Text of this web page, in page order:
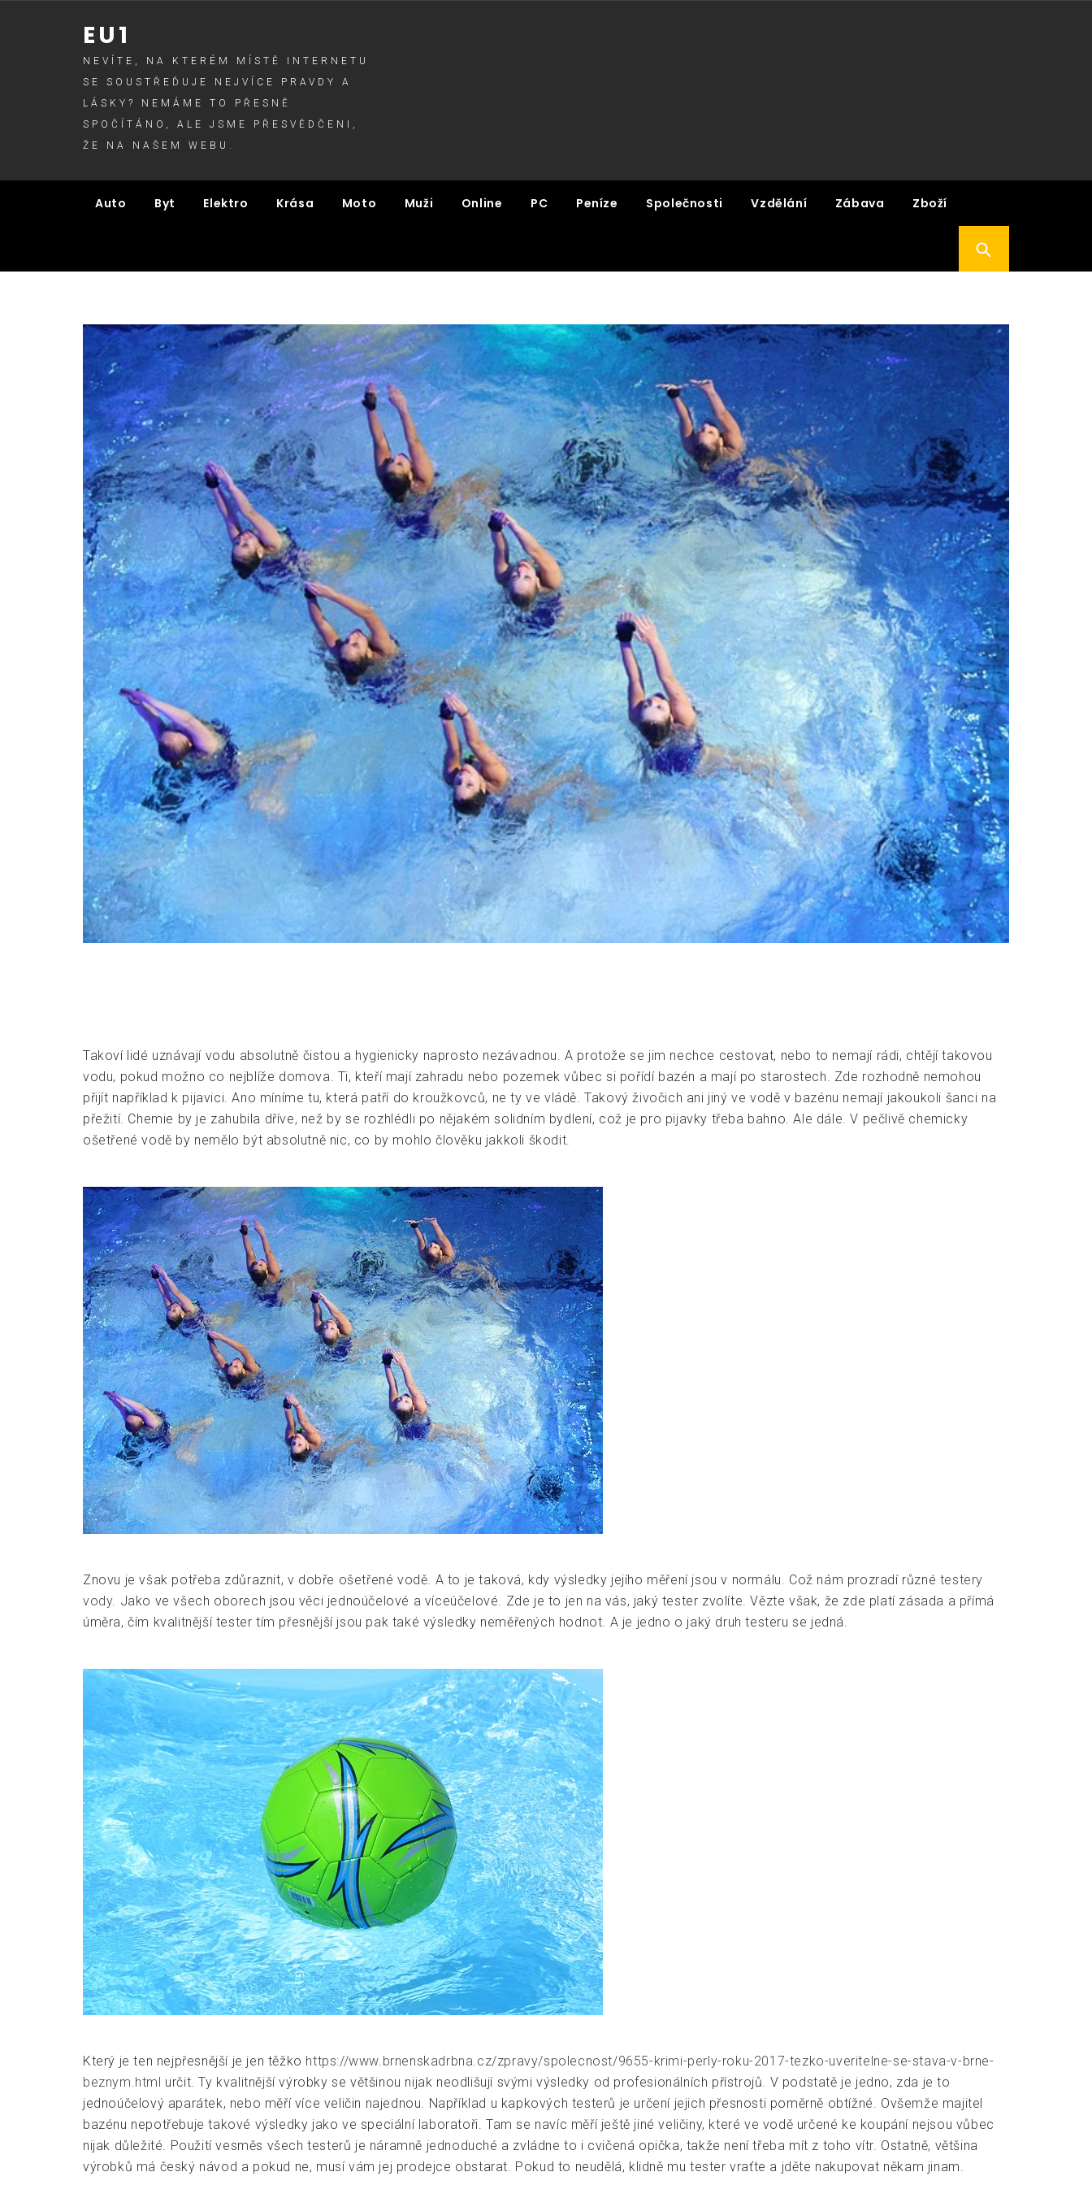
EU1
NEVÍTE, NA KTERÉM MÍSTĚ INTERNETU
SE SOUSTŘEĎUJE NEJVÍCE PRAVDY A
LÁSKY? NEMÁME TO PŘESNĚ
SPOČÍTÁNO, ALE JSME PŘESVĚDČENI,
ŽE NA NAŠEM WEBU.
Auto Byt Elektro Krása Moto Muži Online PC Peníze Společnosti Vzdělání Zábava Zboží
Takoví lidé uznávají vodu absolutně čistou a hygienicky naprosto nezávadnou. A protože se jim nechce cestovat, nebo to nemají rádi, chtějí takovou
vodu, pokud možno co nejblíže domova. Ti, kteří mají zahradu nebo pozemek vůbec si pořídí bazén a mají po starostech. Zde rozhodně nemohou
přijít například k pijavici. Ano míníme tu, která patří do kroužkovců, ne ty ve vládě. Takový živočich ani jiný ve vodě v bazénu nemají jakoukoli šanci na
přežití. Chemie by je zahubila dříve, než by se rozhlédli po nějakém solidním bydlení, což je pro pijavky třeba bahno. Ale dále. V pečlivě chemicky
ošetřené vodě by nemělo být absolutně nic, co by mohlo člověku jakkoli škodit.
Znovu je však potřeba zdůraznit, v dobře ošetřené vodě. A to je taková, kdy výsledky jejího měření jsou v normálu. Což nám prozradí různé testery
vody. Jako ve všech oborech jsou věci jednoúčelové a víceúčelové. Zde je to jen na vás, jaký tester zvolíte. Vězte však, že zde platí zásada a přímá
úměra, čím kvalitnější tester tím přesnější jsou pak také výsledky neměřených hodnot. A je jedno o jaký druh testeru se jedná.
Který je ten nejpřesnější je jen těžko https://www.brnenskadrbna.cz/zpravy/spolecnost/9655-krimi-perly-roku-2017-tezko-uveritelne-se-stava-v-brne-
beznym.html určit. Ty kvalitnější výrobky se většinou nijak neodlišují svými výsledky od profesionálních přístrojů. V podstatě je jedno, zda je to
jednoúčelový aparátek, nebo měří více veličin najednou. Například u kapkových testerů je určení jejich přesnosti poměrně obtížné. Ovšemže majitel
bazénu nepotřebuje takové výsledky jako ve speciální laboratoři. Tam se navíc měří ještě jiné veličiny, které ve vodě určené ke koupání nejsou vůbec
nijak důležité. Použití vesměs všech testerů je náramně jednoduché a zvládne to i cvičená opička, takže není třeba mít z toho vítr. Ostatně, většina
výrobků má český návod a pokud ne, musí vám jej prodejce obstarat. Pokud to neudělá, klidně mu tester vraťte a jděte nakupovat někam jinam.